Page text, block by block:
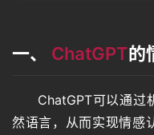
一、 ChatGPT的
ChatGPT可以通过
然语言，从而实现情感